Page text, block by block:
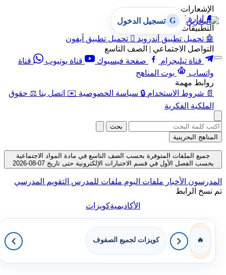
الإشعارات
🔔 إدارة الإشعارات
التطبيقات
🤖 تحميل تطبيق أندرويد  تحميل تطبيق آيفون
التواصل الاجتماعي | الصف التاسع
قناة تيليجرام
صفحة فيسبوك قناة يوتيوب
قناة
واتساب
بوت المناهج
روابط مهمة
📄 شروط الاستخدام 🔒 سياسة الخصوصية ✉️ اتصل بنا ⚖️ حقوق
الملكية الفكرية
G تسجيل الدخول
بحث
المناهج البحرينية
جميع الملفات المتوفرة بحسب الصف التاسع في مادة المواد الاجتماعية
بحسب الفصل الأول في قسم الاختبارات الإلكترونية حتى تاريخ 07-08-2026
المدرسون الأخبار ملفات اليوم ملفات للمدرس التقويم المدرسي
تم نسخ الرابط
الأكاديميةكويزات
🔥 كويزات لجميع الصفوف